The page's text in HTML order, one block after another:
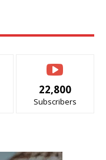
22,800
Subscribers